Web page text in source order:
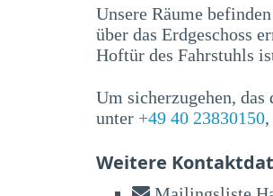
Unsere Räume
über das Erdgeschoss
Hoftür des Fahrstuhls
Um sicherzugehen,
unter +49 40 23830150
Weitere